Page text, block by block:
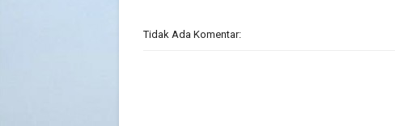
Tidak Ada Komentar: